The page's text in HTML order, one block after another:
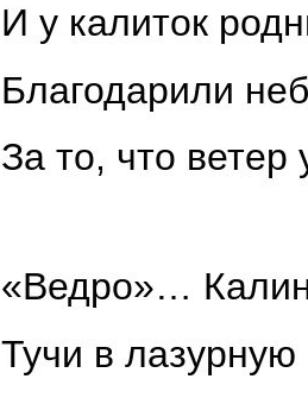
И у калиток
Благодарили
За то, что ветер
«Ведро»…
Тучи в лазурную